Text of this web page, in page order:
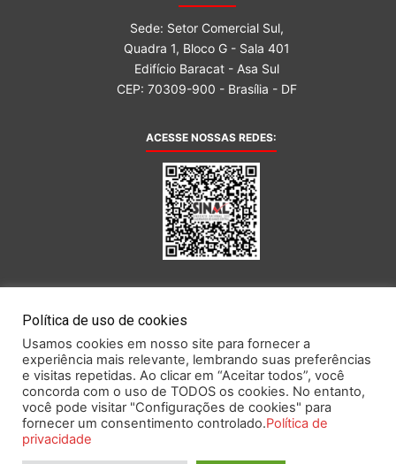
Sede: Setor Comercial Sul,
Quadra 1, Bloco G - Sala 401
Edifício Baracat - Asa Sul
CEP: 70309-900 - Brasília - DF
ACESSE NOSSAS REDES:
Este portal obedece às prescrições da Lei Geral de Proteção de Dados.
Política de uso de cookies
Usamos cookies em nosso site para fornecer a
experiência mais relevante, lembrando suas preferências
e visitas repetidas. Ao clicar em “Aceitar todos”, você
concorda com o uso de TODOS os cookies. No entanto,
você pode visitar "Configurações de cookies" para
fornecer um consentimento controlado.Política de
privacidade